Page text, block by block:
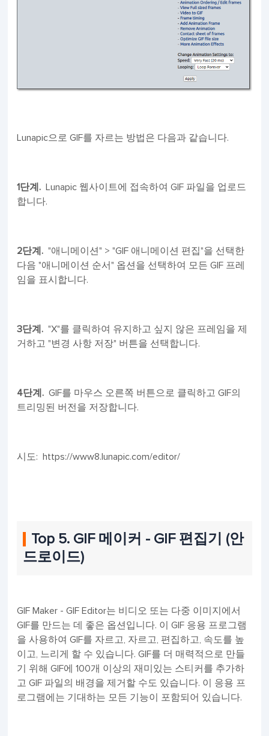
Lunapic으로 GIF를 자르는 방법은 다음과 같습니다.
1단계. Lunapic 웹사이트에 접속하여 GIF 파일을 업로드
합니다.
2단계. "애니메이션" > "GIF 애니메이션 편집"을 선택한
다음 "애니메이션 순서" 옵션을 선택하여 모든 GIF 프레
임을 표시합니다.
3단계. "X"를 클릭하여 유지하고 싶지 않은 프레임을 제
거하고 "변경 사항 저장" 버튼을 선택합니다.
4단계.GIF를 마우스 오른쪽 버튼으로 클릭하고 GIF의
트리밍된 버전을 저장합니다.
시도: https://www8.lunapic.com/editor/
Top 5. GIF 메이커 - GIF 편집기 (안
드로이드)
GIF Maker - GIF Editor는 비디오 또는 다중 이미지에서
GIF를 만드는 데 좋은 옵션입니다. 이 GIF 응용 프로그램
을 사용하여 GIF를 자르고, 자르고, 편집하고, 속도를 높
이고, 느리게 할 수 있습니다. GIF를 더 매력적으로 만들
기 위해 GIF에 100개 이상의 재미있는 스티커를 추가하
고 GIF 파일의 배경을 제거할 수도 있습니다. 이 응용 프
로그램에는 기대하는 모든 기능이 포함되어 있습니다.